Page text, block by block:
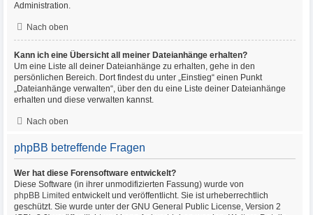
Administration.
Nach oben
Kann ich eine Übersicht all meiner Dateianhänge erhalten?
Um eine Liste all deiner Dateianhänge zu erhalten, gehe in den
persönlichen Bereich. Dort findest du unter „Einstieg“ einen Punkt
„Dateianhänge verwalten“, über den du eine Liste deiner Dateianhänge
erhalten und diese verwalten kannst.
Nach oben
phpBB betreffende Fragen
Wer hat diese Forensoftware entwickelt?
Diese Software (in ihrer unmodifizierten Fassung) wurde von
phpBB Limited entwickelt und veröffentlicht. Sie ist urheberrechtlich
geschützt. Sie wurde unter der GNU General Public License, Version 2